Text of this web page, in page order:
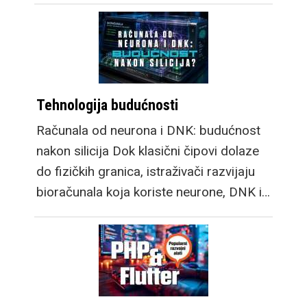
Tehnologija budućnosti
Računala od neurona i DNK: budućnost
nakon silicija Dok klasični čipovi dolaze
do fizičkih granica, istraživači razvijaju
bioračunala koja koriste neurone, DNK i…